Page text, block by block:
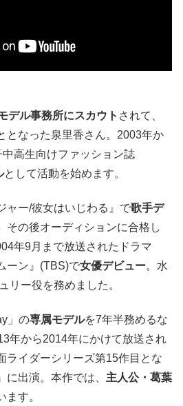
デル事務所にスカウト されて、
となった泉里香さん。2003年か
中高生向けファッション誌
として活動を始めます。
ャー/彼女はいじわる』で歌手デ
その後オーディションに合格し
年9月まで放送されたドラマ
ーン』(TBS)で女優デビュー。水
リー役を務めました。
」の専属モデルを7年半務めるな
年から2014年にかけて放送され
ライダーシリーズ第15作目とな
に出演。本作では、 主人公・葛葉
ます。